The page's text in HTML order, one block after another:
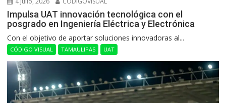
Impulsa UAT innovación tecnológica con el
posgrado en Ingeniería Eléctrica y Electrónica
Con el objetivo de aportar soluciones innovadoras al...
CÓDIGO VISUAL TAMAULIPAS UAT